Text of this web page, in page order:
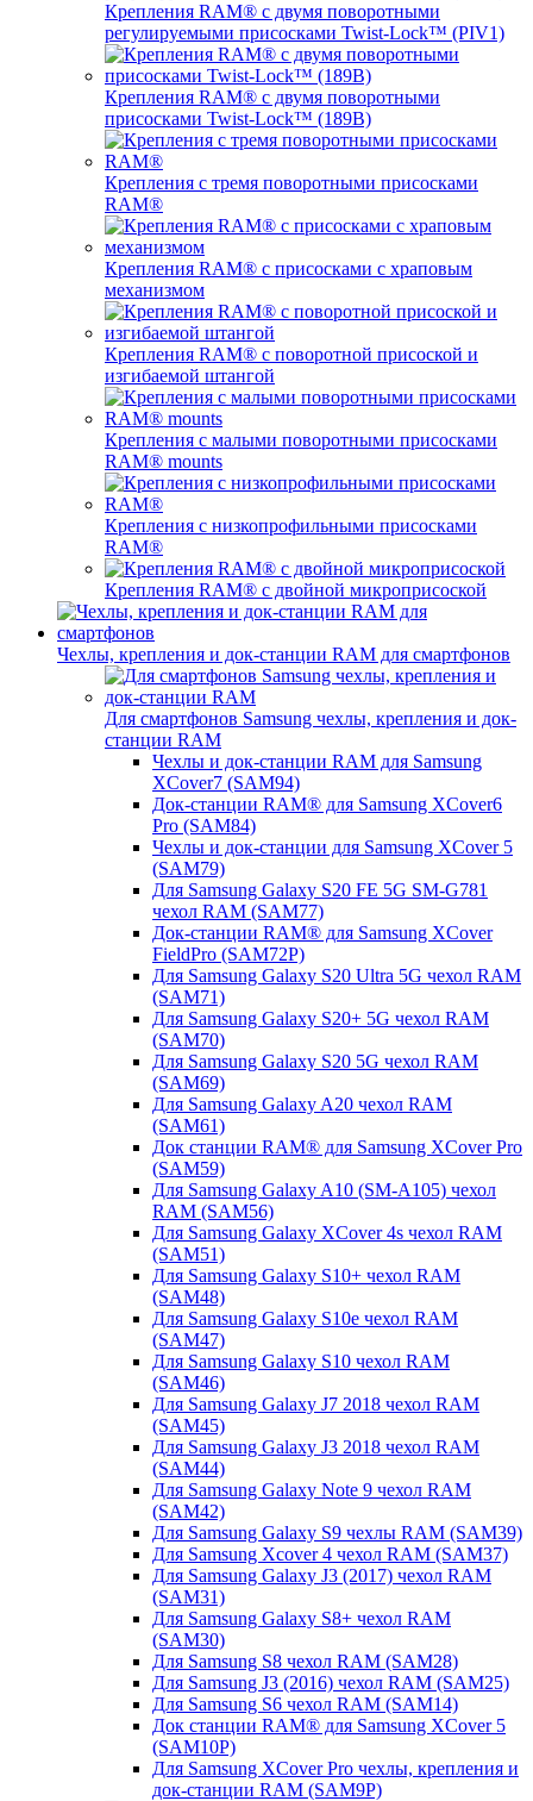
Крепления RAM® с двумя поворотными
регулируемыми присосками Twist-Lock™ (PIV1)
Крепления RAM® с двумя поворотными
присосками Twist-Lock™ (189B)
Крепления с тремя поворотными присосками
RAM®
Крепления RAM® с присосками с храповым
механизмом
Крепления RAM® с поворотной присоской и
изгибаемой штангой
Крепления с малыми поворотными присосками
RAM® mounts
Крепления с низкопрофильными присосками
RAM®
Крепления RAM® с двойной микроприсоской
Чехлы, крепления и док-станции RAM для смартфонов
Для смартфонов Samsung чехлы, крепления и док-
станции RAM
Чехлы и док-станции RAM для Samsung
XCover7 (SAM94)
Док-станции RAM® для Samsung XCover6
Pro (SAM84)
Чехлы и док-станции для Samsung XCover 5
(SAM79)
Для Samsung Galaxy S20 FE 5G SM-G781
чехол RAM (SAM77)
Док-станции RAM® для Samsung XCover
FieldPro (SAM72P)
Для Samsung Galaxy S20 Ultra 5G чехол RAM
(SAM71)
Для Samsung Galaxy S20+ 5G чехол RAM
(SAM70)
Для Samsung Galaxy S20 5G чехол RAM
(SAM69)
Для Samsung Galaxy A20 чехол RAM
(SAM61)
Док станции RAM® для Samsung XCover Pro
(SAM59)
Для Samsung Galaxy A10 (SM-A105) чехол
RAM (SAM56)
Для Samsung Galaxy XCover 4s чехол RAM
(SAM51)
Для Samsung Galaxy S10+ чехол RAM
(SAM48)
Для Samsung Galaxy S10e чехол RAM
(SAM47)
Для Samsung Galaxy S10 чехол RAM
(SAM46)
Для Samsung Galaxy J7 2018 чехол RAM
(SAM45)
Для Samsung Galaxy J3 2018 чехол RAM
(SAM44)
Для Samsung Galaxy Note 9 чехол RAM
(SAM42)
Для Samsung Galaxy S9 чехлы RAM (SAM39)
Для Samsung Xcover 4 чехол RAM (SAM37)
Для Samsung Galaxy J3 (2017) чехол RAM
(SAM31)
Для Samsung Galaxy S8+ чехол RAM
(SAM30)
Для Samsung S8 чехол RAM (SAM28)
Для Samsung J3 (2016) чехол RAM (SAM25)
Для Samsung S6 чехол RAM (SAM14)
Док станции RAM® для Samsung XCover 5
(SAM10P)
Для Samsung XCover Pro чехлы, крепления и
док-станции RAM (SAM9P)